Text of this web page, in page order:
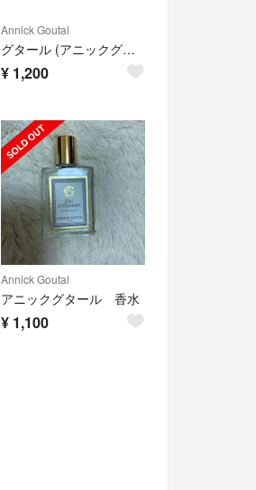
Annick Goutal
グタール (アニックグタール) プチシェリー ケラムール
¥ 1,200
Annick Goutal
アニックグタール 香水
¥ 1,100